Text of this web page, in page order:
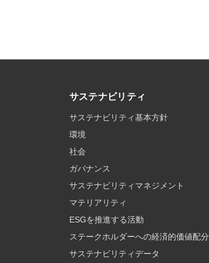
サステナビリティ
サステナビリティ基本方針
環境
社会
ガバナンス
サステナビリティマネジメント
マテリアリティ
ESGを推進する活動
ステークホルダーへの経済的価値配分
サステナビリティデータ